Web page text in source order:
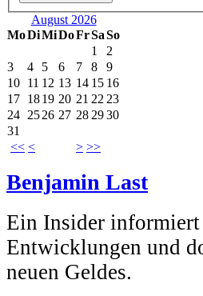
August 2026
MoDiMiDoFrSaSo
<< < > >>
1
2
3
4 5 6 7 8
9
10 11 12 13 14 15 16
17 1819 20 21 22 23
24 2526 27 28 2930
31
Benjamin Last
Ein Insider
Entwicklungen und
neuen Geldes.